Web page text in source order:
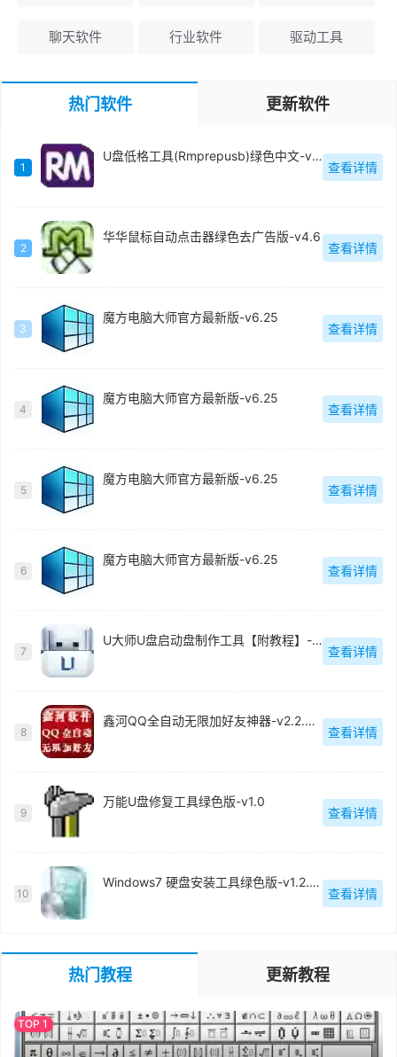
聊天软件 行业软件 驱动工具
热门软件 更新软件
1
U盘低格工具(Rmprepusb)绿色中文-v2.1.744
查看详情
2
华华鼠标自动点击器绿色去广告版-v4.6
查看详情
3
魔方电脑大师官方最新版-v6.25
查看详情
4
魔方电脑大师官方最新版-v6.25
查看详情
5
魔方电脑大师官方最新版-v6.25
查看详情
6
魔方电脑大师官方最新版-v6.25
查看详情
7
U大师U盘启动盘制作工具【附教程】-v【】
查看详情
8
鑫河QQ全自动无限加好友神器-v2.2.3.6
查看详情
9
万能U盘修复工具绿色版-v1.0
查看详情
10
Windows7 硬盘安装工具绿色版-v1.2.0.62
查看详情
热门教程 更新教程